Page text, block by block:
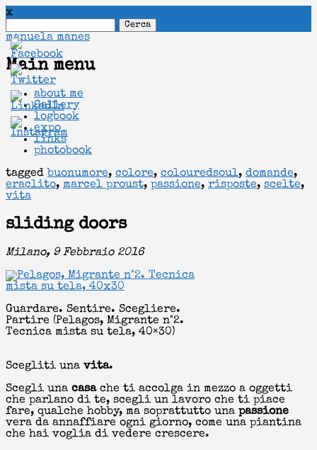
x
per:
manuela manes
Main menu
Skip
to
content
about me
Gallery
logbook
expo
links
photobook
tagged buonumore, colore, colouredsoul, domande,
eraclito, marcel proust, passione, risposte, scelte,
vita
sliding doors
Milano, 9 Febbraio 2016
Guardare. Sentire. Scegliere.
Partire (Pelagos, Migrante n°2.
Tecnica mista su tela, 40×30)
Scegliti una vita.
Scegli una casache ti accolga in mezzo a oggetti
che parlano di te, scegli un lavoro che ti piace
fare, qualche hobby, ma soprattutto una passione
vera da annaffiare ogni giorno, come una piantina
che hai voglia di vedere crescere.